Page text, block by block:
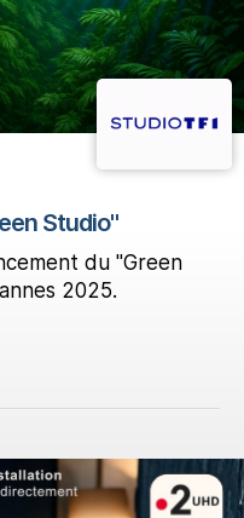
Studio"
du "Green
2025.